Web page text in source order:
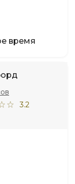
время
3.2